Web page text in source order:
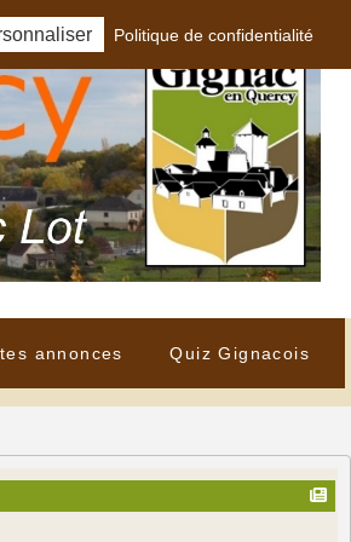
annonces Quiz Gignacois
Politique de confidentialité